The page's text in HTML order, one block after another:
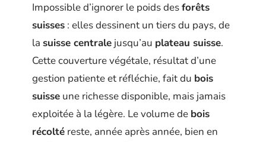
Impossible d’ignorer le poids desforêts
suisses : elles dessinent un tiers du pays, de
la suisse centrale jusqu’au plateau suisse.
Cette couverture végétale, résultat d’une
gestion patiente et réfléchie, fait du bois
suisse une richesse disponible, mais jamais
exploitée à la légère. Le volume de bois
récolté reste, année après année, bien en